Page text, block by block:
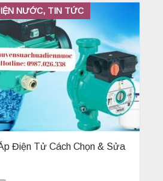
NƯỚC, TIN TỨC
Điện Tử Cách Chọn & Sửa